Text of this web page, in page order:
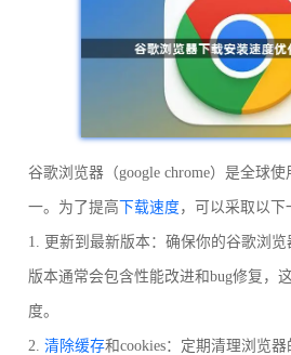
谷歌浏览器（google chrome）是全球
一。为了提高下载速度，可以采取以下
1. 更新到最新版本：确保你的谷歌浏
版本通常会包含性能改进和bug修复，
度。
2. 清除缓存和cookies：定期清理浏览